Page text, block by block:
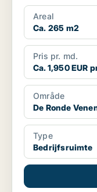
Areal
Ca. 265 m2
Pris pr. md.
Ca. 1,950 EUR
Område
De Ronde
Type
Bedrijfsruimte